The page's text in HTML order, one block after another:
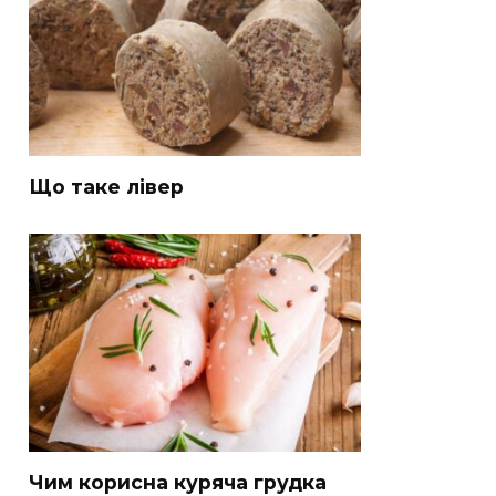
Що таке лівер
Чим корисна куряча грудка